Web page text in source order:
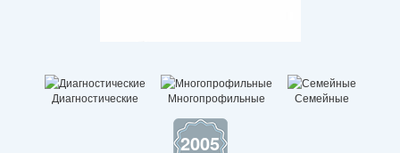
Диагностические Многопрофильные Семейные
2005